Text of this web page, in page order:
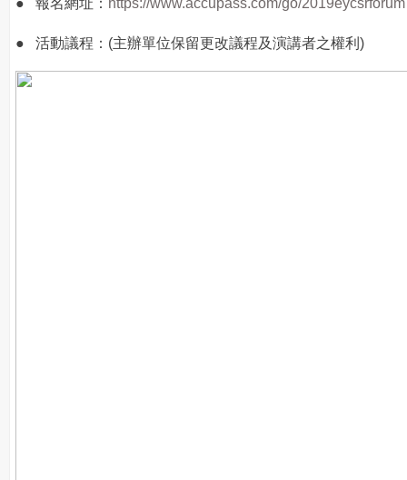
● 報名網址： https://www.accupass.com/go/2019eycsrforum
● 活動議程：(主辦單位保留更改議程及演講者之權利)